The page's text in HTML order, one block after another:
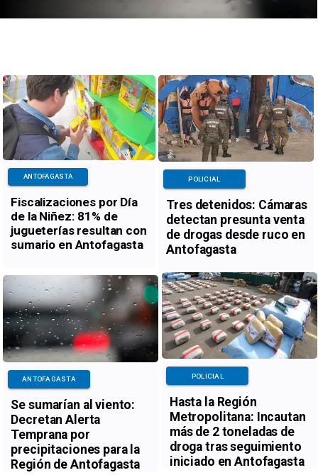
Fiscalizaciones por Día
de la Niñez: 81% de
jugueterías resultan con
sumario en Antofagasta
ANTOFAGASTA
Tres detenidos: Cámaras
detectan presunta venta
de drogas desde ruco en
Antofagasta
POLICIAL
Se sumarían al viento:
Decretan Alerta
Temprana por
precipitaciones para la
Región de Antofagasta
ANTOFAGASTA
Hasta la Región
Metropolitana: Incautan
más de 2 toneladas de
droga tras seguimiento
iniciado en Antofagasta
POLICIAL